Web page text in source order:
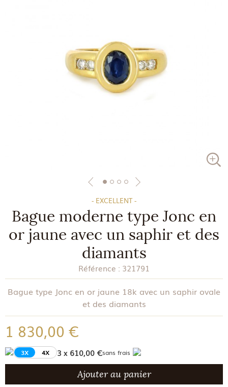
- EXCELLENT -
Bague moderne type Jonc en
or jaune avec un saphir et des
diamants
Référence : 321791
Bague type Jonc en or jaune 18k avec un saphir ovale
et des diamants
1 830,00 €
3X 4X 3 x 610,00 €sans frais
Ajouter au panier